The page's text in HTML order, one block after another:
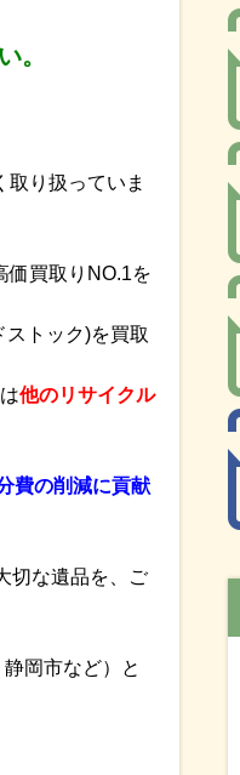
。
り扱っていま
価買取りNO.1を
トック)を買取
他のリサイクル
費の削減に貢献
切な遺品を、ご
岡市など）と